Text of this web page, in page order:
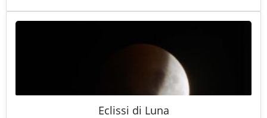
Eclissi di Luna